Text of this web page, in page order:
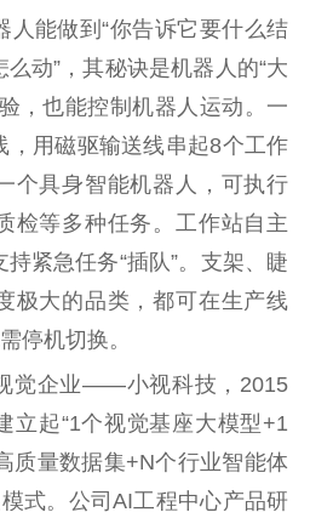
主义教育
全民国防教育
资源保护利
用
闻出版
民阅读
出版监管
黄打非
影工作
关党建
学习在线
能做到“你告诉它要什么结
动”，其秘诀是机器人的“大
，也能控制机器人运动。一
，用磁驱输送线串起8个工作
个具身智能机器人，可执行
检等多种任务。工作站自主
紧急任务“插队”。支架、睫
极大的品类，都可在生产线
停机切换。
企业——小视科技，2015
立起“1个视觉基座大模型+1
质量数据集+N个行业智能体
式。公司AI工程中心产品研